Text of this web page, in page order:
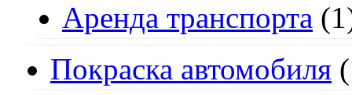
Аренда транспорта
Покраска автомобиля